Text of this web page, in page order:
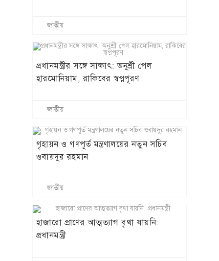
জাতীয়
প্রধানমন্ত্রীর সঙ্গে সাক্ষাৎ: অনুশ্রী পেল
হারমোনিয়াম, রাকিবের স্বপ্নপূরণ
জাতীয়
গৃহায়ন ও গণপূর্ত মন্ত্রণালয়ের নতুন সচিব
ওবায়দুর রহমান
জাতীয়
হাজারো প্রাণের আত্মত্যাগ বৃথা যায়নি:
প্রধানমন্ত্রী